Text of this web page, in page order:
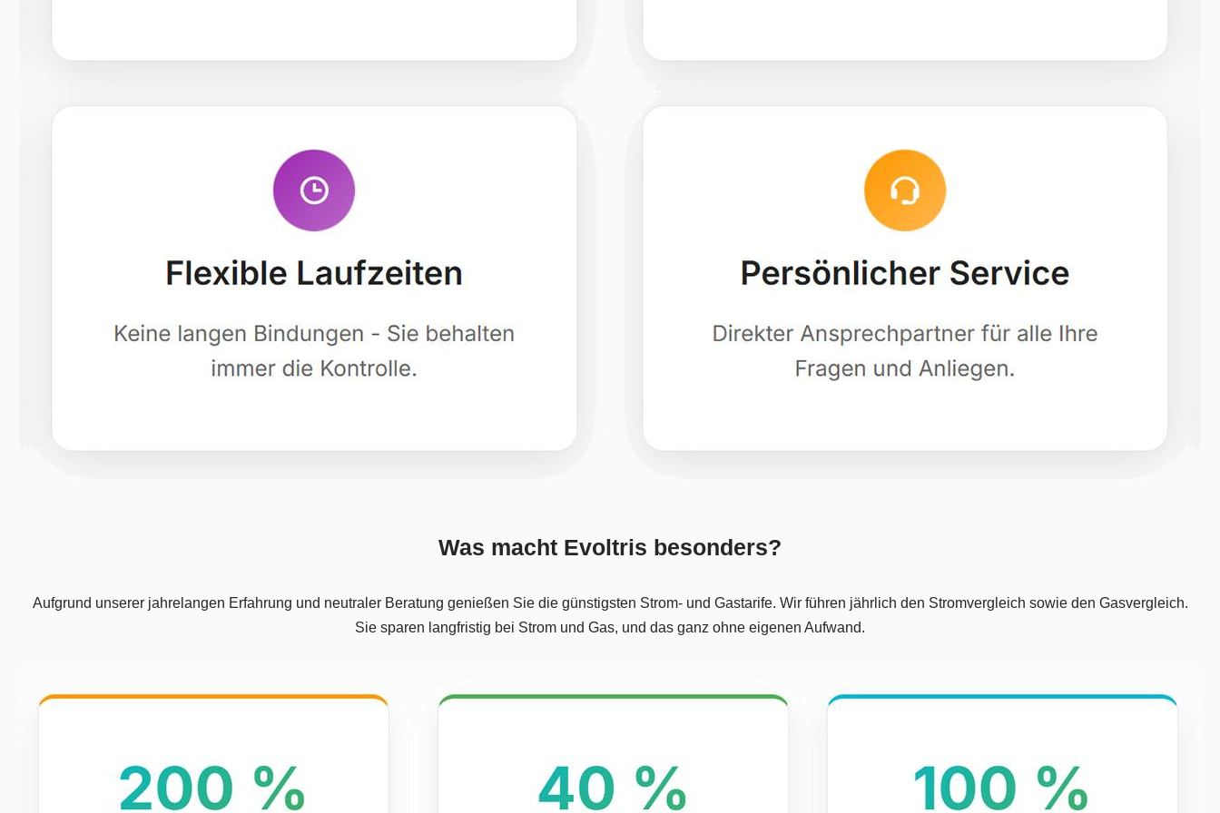
Was macht Evoltris besonders?
Aufgrund unserer jahrelangen Erfahrung und neutraler Beratung genießen Sie die günstigsten Strom- und Gastarife. Wir führen jährlich den Stromvergleich sowie den Gasvergleich.
Sie sparen langfristig bei Strom und Gas, und das ganz ohne eigenen Aufwand.